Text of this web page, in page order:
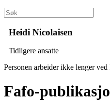
Heidi Nicolaisen
Tidligere ansatte
Personen arbeider ikke lenger ved
Fafo-